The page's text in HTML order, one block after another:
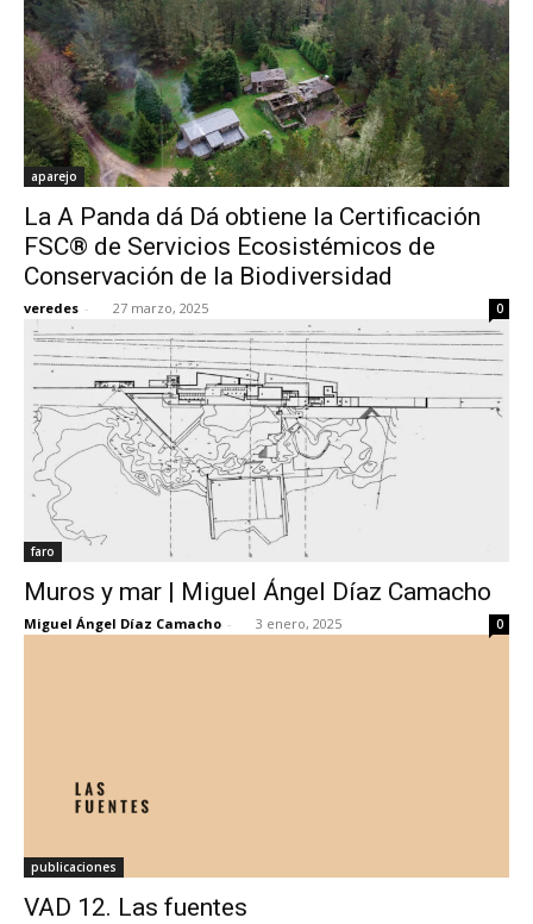
aparejo
La A Panda dá Dá obtiene la Certificación
FSC® de Servicios Ecosistémicos de
Conservación de la Biodiversidad
veredes - 27 marzo, 2025 0
faro
Muros y mar | Miguel Ángel Díaz Camacho
Miguel Ángel Díaz Camacho - 3 enero, 2025 0
publicaciones
VAD 12. Las fuentes